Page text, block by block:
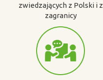
zwiedzających z Polski i z
zagranicy